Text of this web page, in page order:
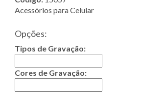
Acessórios para Celular
Opções:
Tipos de Gravação:
Cores de Gravação: